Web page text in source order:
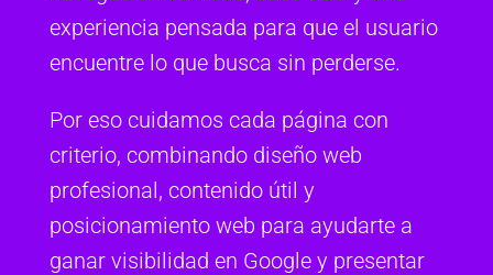
experiencia pensada para que el usuario
encuentre lo que busca sin perderse.
Por eso cuidamos cada página con
criterio, combinando diseño web
profesional, contenido útil y
posicionamiento web para ayudarte a
ganar visibilidad en Google y presentar